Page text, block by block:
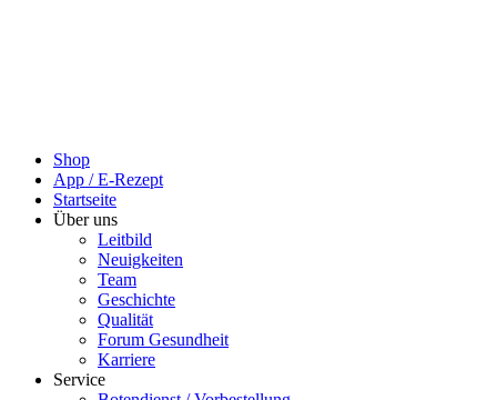
Shop
App / E-Rezept
Startseite
Über uns
Leitbild
Neuigkeiten
Team
Geschichte
Qualität
Forum Gesundheit
Karriere
Service